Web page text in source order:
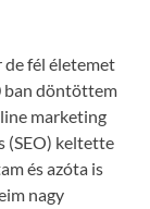
de fél életemet
ban döntöttem
marketing
(SEO) keltette
és azóta is
nagy